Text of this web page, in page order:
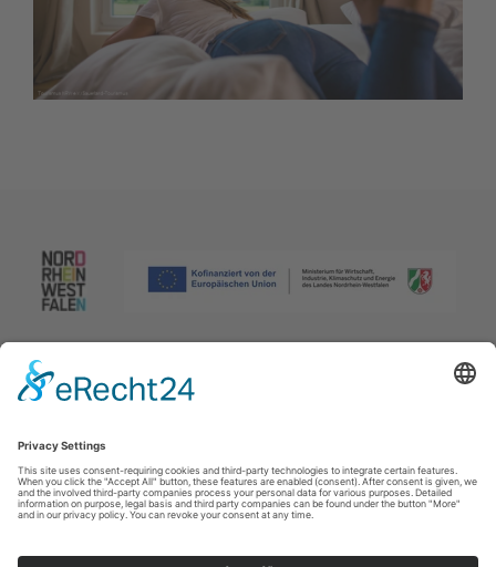
Afdruk|Privacybeleid|Verklaring van toegankelijkheid |Neem
contact met ons op